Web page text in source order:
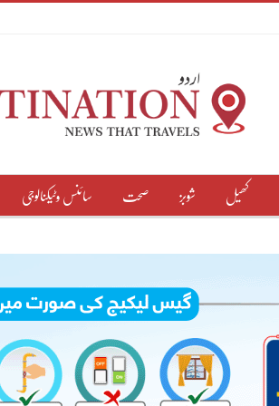
کھیل شوبز صحت سائنس وٹیکنالوجی